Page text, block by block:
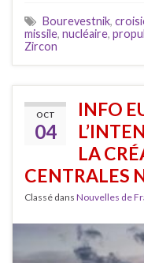
Bourevestnik,
missile, nucléaire,
Zircon
OCT
04
INFO
LA
CENTRALES
Classé dans Nouvelles de